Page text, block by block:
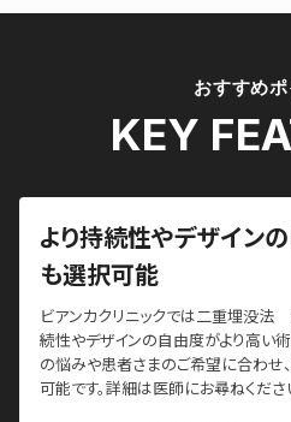
おすすめポ
KEY
より持続性やデザイン
も選択可能
ビアンカクリニックでは二重埋没法
続性やデザインの自由度がより高い
の悩みや患者さまのご希望に合わせ
可能です。詳細は医師にお尋ねくださ